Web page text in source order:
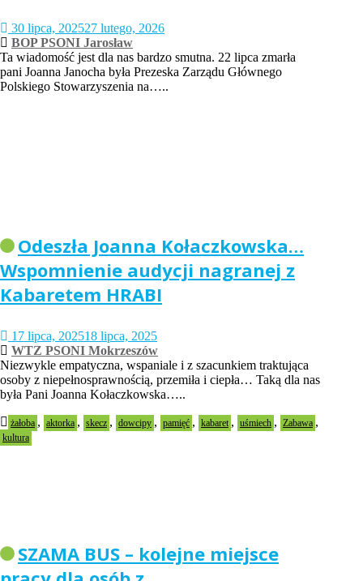
30 lipca, 202527 lutego, 2026
BOP PSONI Jarosław
Ta wiadomość jest dla nas bardzo smutna. 22 lipca zmarła
pani Joanna Janocha była Prezeska Zarządu Głównego
Polskiego Stowarzyszenia na…..
Odeszła Joanna Kołaczkowska…
Wspomnienie audycji nagranej z
Kabaretem HRABI
17 lipca, 202518 lipca, 2025
WTZ PSONI Mokrzeszów
Niezwykle empatyczna, wspaniale i z szacunkiem traktująca
osoby z niepełnosprawnością, przemiła i ciepła… Taką dla nas
była Pani Joanna Kołaczkowska…..
żałoba , aktorka , skecz , dowcipy , pamięć , kabaret , uśmiech , Zabawa ,
kultura
SZAMA BUS – kolejne miejsce